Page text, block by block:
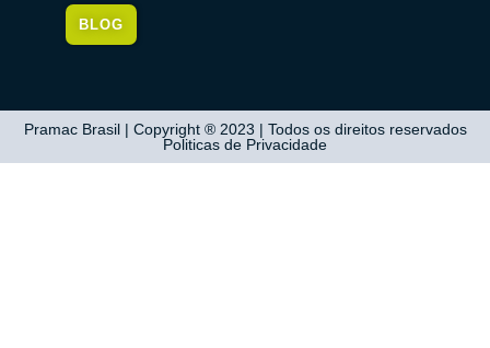
BLOG
Pramac Brasil | Copyright ® 2023 | Todos os direitos reservados
Politicas de Privacidade